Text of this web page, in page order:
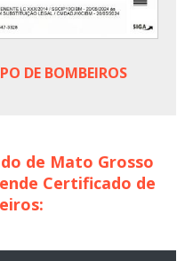
DE BOMBEIROS
de Mato Grosso
Certificado de